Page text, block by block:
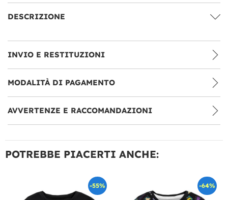
DESCRIZIONE
INVIO E RESTITUZIONI
MODALITÀ DI PAGAMENTO
AVVERTENZE E RACCOMANDAZIONI
POTREBBE PIACERTI ANCHE:
-55% -64%